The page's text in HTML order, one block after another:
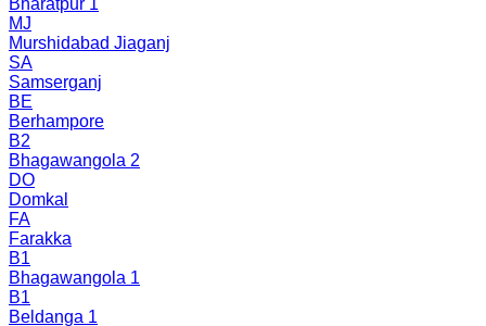
MJ
Murshidabad Jiaganj
SA
Samserganj
BE
Berhampore
B2
Bhagawangola 2
DO
Domkal
FA
Farakka
B1
Bhagawangola 1
B1
Beldanga 1